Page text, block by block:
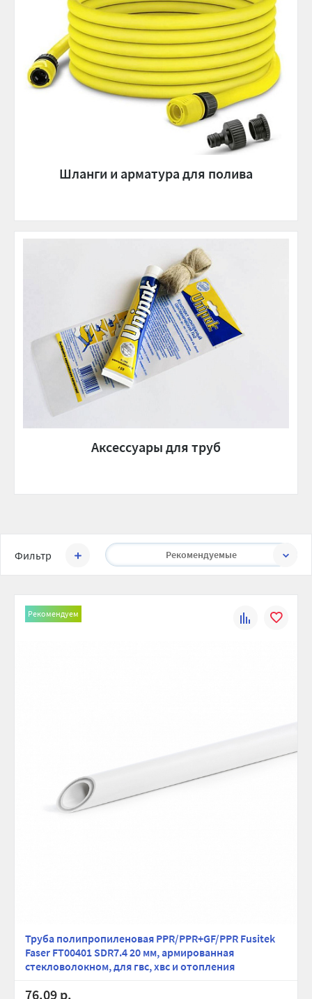
Шланги и арматура для полива
Аксессуары для труб
Фильтр
Сортировать:
Рекомендуемые
Рекомендуем
Труба полипропиленовая PPR/PPR+GF/PPR Fusitek
Faser FT00401 SDR7.4 20 мм, армированная
стекловолокном, для гвс, хвс и отопления
76.09 р.